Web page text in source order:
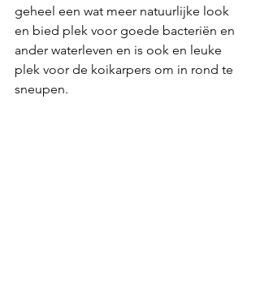
geheel een wat meer natuurlijke look
en bied plek voor goede bacteriën en
ander waterleven en is ook en leuke
plek voor de koikarpers om in rond te
sneupen.